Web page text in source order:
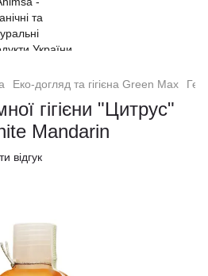
Еко-догляд та гігієна Green Max
гігієни "Цитрус"
Mandarin
відгук